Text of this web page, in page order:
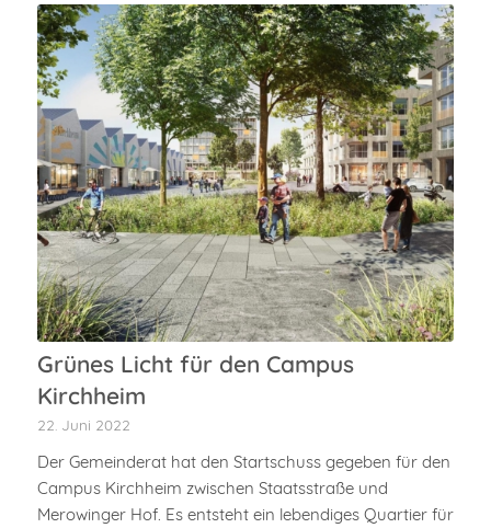
Grünes Licht für den Campus
Kirchheim
22. Juni 2022
Der Gemeinderat hat den Startschuss gegeben für den
Campus Kirchheim zwischen Staatsstraße und
Merowinger Hof. Es entsteht ein lebendiges Quartier für